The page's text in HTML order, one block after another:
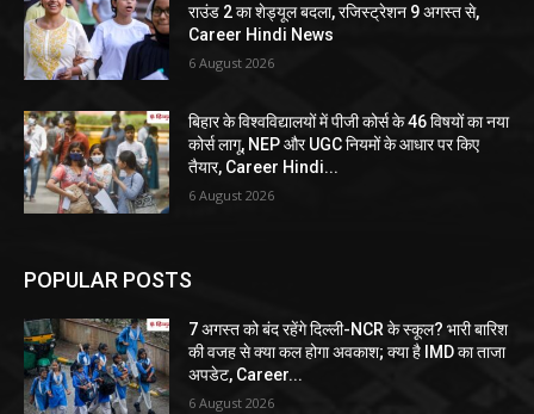
राउंड 2 का शेड्यूल बदला, रजिस्ट्रेशन 9 अगस्त से,
Career Hindi News
6 August 2026
बिहार के विश्वविद्यालयों में पीजी कोर्स के 46 विषयों का नया
कोर्स लागू, NEP और UGC नियमों के आधार पर किए
तैयार, Career Hindi...
6 August 2026
POPULAR POSTS
7 अगस्त को बंद रहेंगे दिल्ली-NCR के स्कूल? भारी बारिश
की वजह से क्या कल होगा अवकाश; क्या है IMD का ताजा
अपडेट, Career...
6 August 2026